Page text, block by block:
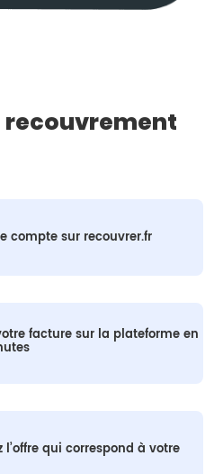
recouvrement
compte sur recouvrer.fr
facture sur la plateforme en
l’offre qui correspond à votre